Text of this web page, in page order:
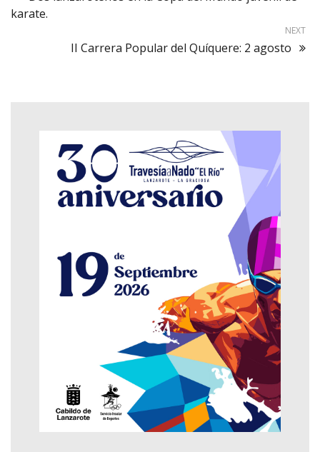
karate.
NEXT
II Carrera Popular del Quíquere: 2 agosto